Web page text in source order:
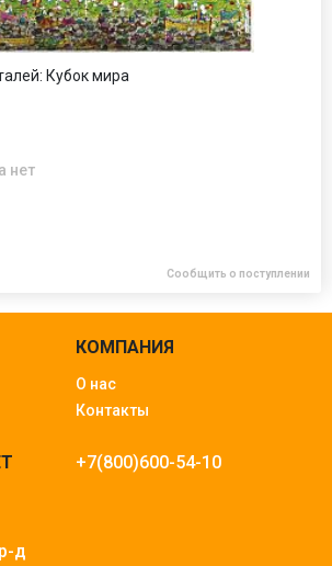
Кубок мира
нет
Сообщить о поступлении
КОМПАНИЯ
О нас
Контакты
+7(800)600-54-10
д